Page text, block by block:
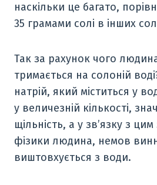
наскільки це багато,
35 грамами солі в інших
Так за рахунок чого
тримається на солоній
натрій, який міститься у
у величезній кількості,
щільність, а у зв’язку з
фізики людина, немов
виштовхується з води.